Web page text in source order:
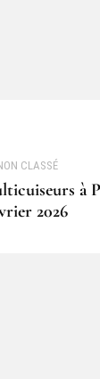
CLASSÉ
à
2026